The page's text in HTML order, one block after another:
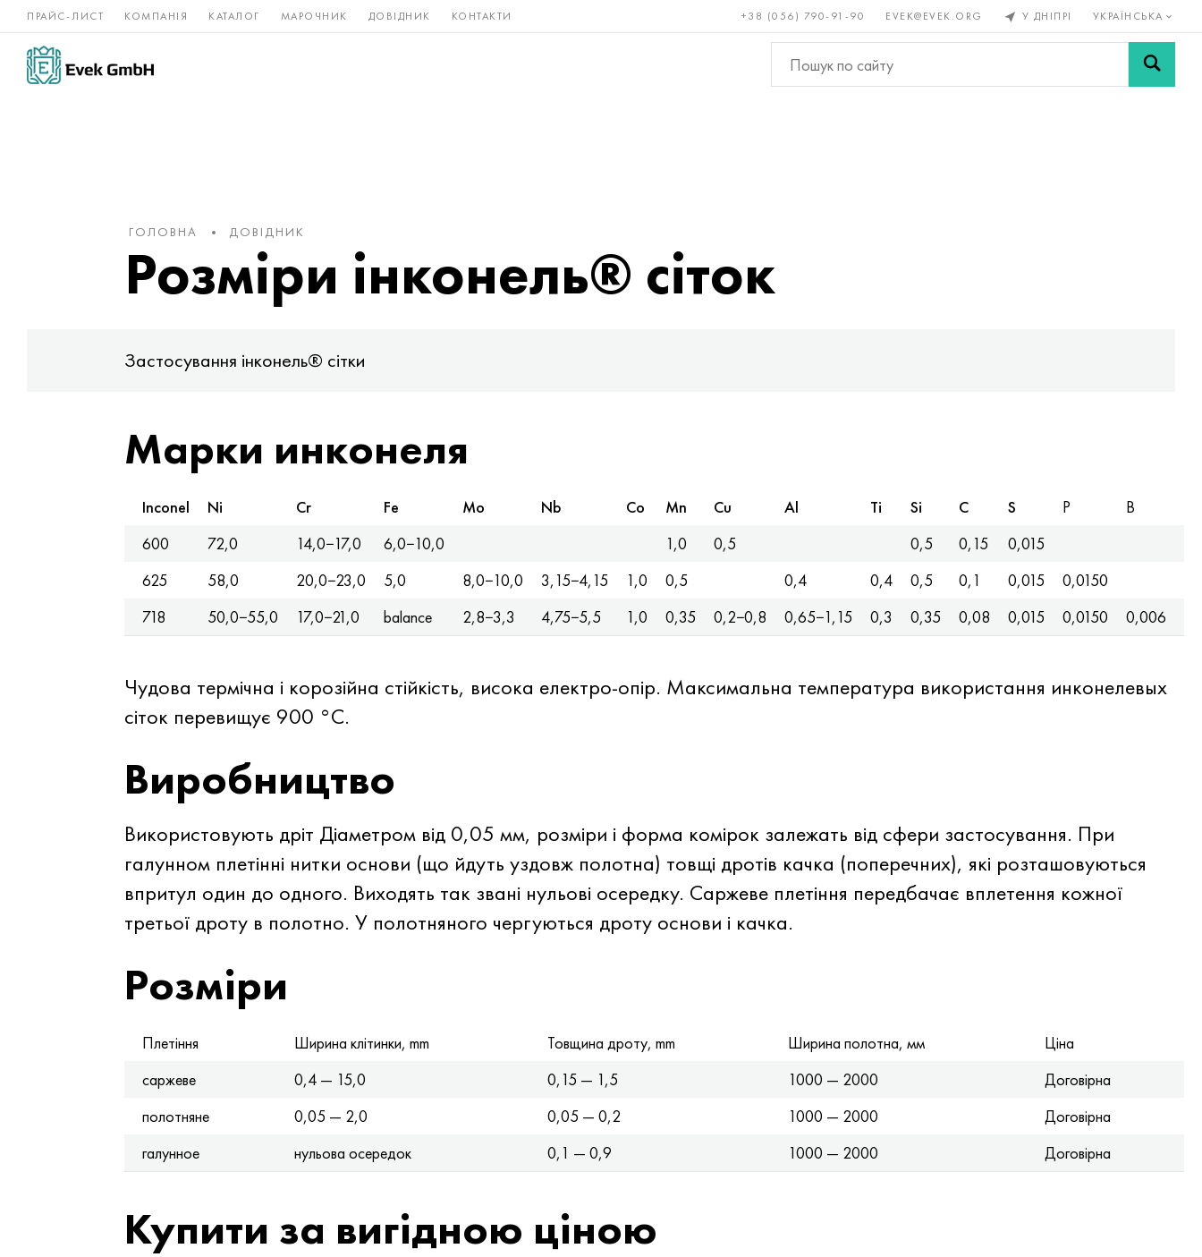
ПРАЙС-ЛИСТ КОМПАНІЯ КАТАЛОГ МАРОЧНИК ДОВІДНИК КОНТАКТИ +38 (056) 790-91-90 EVEK@EVEK.ORG У ДНІПРІ УКРАЇНСЬКА
Нікелеві
сплави
Рідкісні і Бронза, мідь, Кольорові
метали
Легована Сітки і
ГОЛОВНА ДОВІДНИК
Розміри інконель® сіток
Застосування інконель® сітки
Марки инконеля
Inconel Ni Cr Fe Mo Nb Co Mn Cu Al Ti Si C S P
B
600
72,0 14,0−17,0 6,0−10,0 1,0 0,5 0,5 0,15
0,015
625
58,0 20,0−23,0 5,0 8,0−10,0 3,15−4,15 1,0 0,5 0,4 0,4 0,5 0,1 0,015
0,0150
718
50,0−55,0 17,0−21,0 balance 2,8−3,3 4,75−5,5 1,0 0,35 0,2−0,8 0,65−1,15 0,3 0,35 0,08 0,015 0,0150 0,006
Чудова термічна і корозійна стійкість, висока електро-опір. Максимальна температура використання инконелевых
сіток перевищує 900 °C.
Виробництво
Використовують дріт Діаметром від 0,05 мм, розміри і форма комірок залежать від сфери застосування. При
галунном плетінні нитки основи (що йдуть уздовж полотна) товщі дротів качка (поперечних), які розташовуються
впритул один до одного. Виходять так звані нульові осередку. Саржеве плетіння передбачає вплетення кожної
третьої дроту в полотно. У полотняного чергуються дроту основи і качка.
Розміри
Плетіння Ширина клітинки, mm Товщина дроту, mm Ширина полотна, мм
Ціна
саржеве
0,4 — 15,0 0,15 — 1,5 1000 — 2000
Договірна
полотняне
0,05 — 2,0 0,05 — 0,2 1000 — 2000
Договірна
галунное
нульова осередок 0,1 — 0,9 1000 — 2000 Договірна
Купити за вигідною ціною